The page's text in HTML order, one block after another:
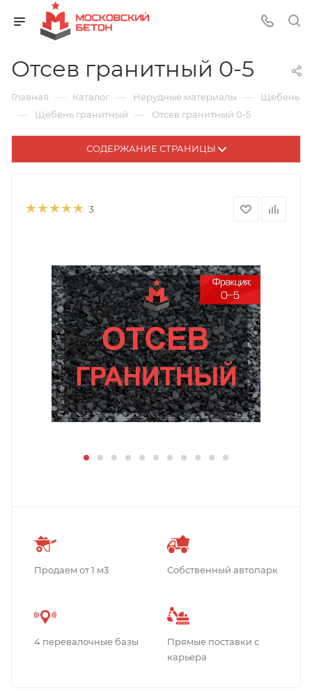
Отсев гранитный 0-5
Главная — Каталог — Нерудные материалы — Щебень
— Щебень гранитный — Отсев гранитный 0-5
СОДЕРЖАНИЕ СТРАНИЦЫ
3
Продаем от 1 м3 Собственный автопарк
4 перевалочные базы
Прямые поставки с
карьера